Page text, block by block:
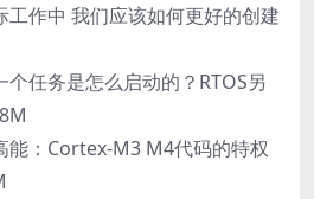
作中 我们应该如何更好的创建
任务是怎么启动的？RTOS另
能：Cortex-M3 M4代码的特权